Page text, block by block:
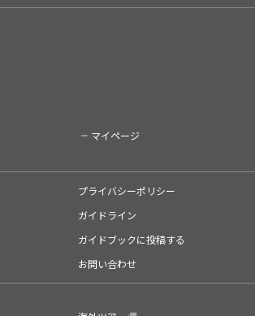
マイページ
プライバシーポリシー
ガイドライン
ガイドブックに投稿する
お問い合わせ